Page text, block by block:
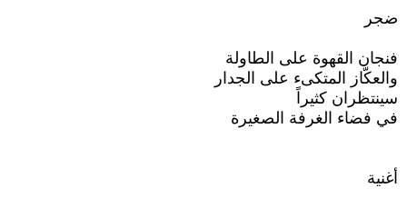
ضجر
فنجان القهوة على الطاولة
والعكّاز المتكىء على الجدار
سينتظران كثيراً
في فضاء الغرفة الصغيرة
أغنية